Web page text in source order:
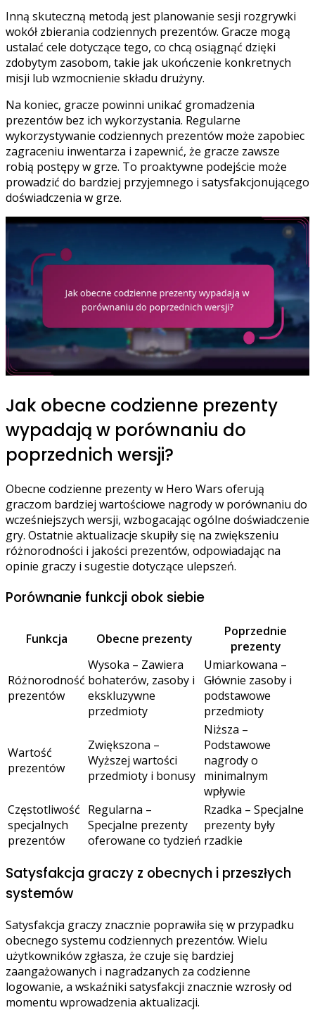
Inną skuteczną metodą jest planowanie sesji rozgrywki
wokół zbierania codziennych prezentów. Gracze mogą
ustalać cele dotyczące tego, co chcą osiągnąć dzięki
zdobytym zasobom, takie jak ukończenie konkretnych
misji lub wzmocnienie składu drużyny.
Na koniec, gracze powinni unikać gromadzenia
prezentów bez ich wykorzystania. Regularne
wykorzystywanie codziennych prezentów może zapobiec
zagraceniu inwentarza i zapewnić, że gracze zawsze
robią postępy w grze. To proaktywne podejście może
prowadzić do bardziej przyjemnego i satysfakcjonującego
doświadczenia w grze.
Jak obecne codzienne prezenty
wypadają w porównaniu do
poprzednich wersji?
Obecne codzienne prezenty w Hero Wars oferują
graczom bardziej wartościowe nagrody w porównaniu do
wcześniejszych wersji, wzbogacając ogólne doświadczenie
gry. Ostatnie aktualizacje skupiły się na zwiększeniu
różnorodności i jakości prezentów, odpowiadając na
opinie graczy i sugestie dotyczące ulepszeń.
Porównanie funkcji obok siebie
Funkcja Obecne prezenty
Poprzednie
prezenty
Różnorodność
prezentów
Wysoka – Zawiera
bohaterów, zasoby i
ekskluzywne
przedmioty
Umiarkowana –
Głównie zasoby i
podstawowe
przedmioty
Wartość
prezentów
Zwiększona –
Wyższej wartości
przedmioty i bonusy
Niższa –
Podstawowe
nagrody o
minimalnym
wpływie
Częstotliwość
specjalnych
prezentów
Regularna –
Specjalne prezenty
oferowane co tydzień
Rzadka – Specjalne
prezenty były
rzadkie
Satysfakcja graczy z obecnych i przeszłych
systemów
Satysfakcja graczy znacznie poprawiła się w przypadku
obecnego systemu codziennych prezentów. Wielu
użytkowników zgłasza, że czuje się bardziej
zaangażowanych i nagradzanych za codzienne
logowanie, a wskaźniki satysfakcji znacznie wzrosły od
momentu wprowadzenia aktualizacji.